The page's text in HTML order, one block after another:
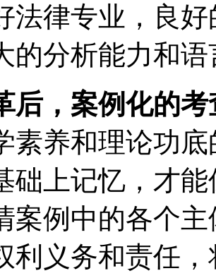
法律专业，良
的分析能力和
后，案例化的
素养和理论功
础上记忆，才
案例中的各个
利义务和责任